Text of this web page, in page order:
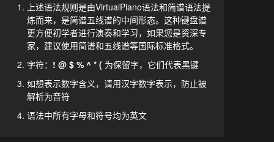
上述语法规则是由VirtualPiano语法和简谱语法提
炼而来，是简谱五线谱的中间形态。这种键盘谱
更方便初学者进行演奏和学习，如果您是资深专
家，建议使用简谱和五线谱等国际标准格式。
字符： ! @ $ % ^ * ( 为保留字，它们代表黑键
如想表示数字含义，请用汉字数字表示，防止被
解析为音符
语法中所有字母和符号均为英文